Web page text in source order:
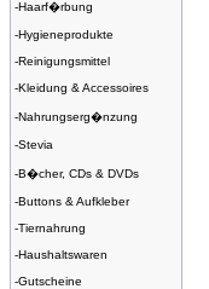
-Haarf�rbung
-Hygieneprodukte
-Reinigungsmittel
-Kleidung & Accessoires
-Nahrungserg�nzung
-Stevia
-B�cher, CDs & DVDs
-Buttons & Aufkleber
-Tiernahrung
-Haushaltswaren
-Gutscheine